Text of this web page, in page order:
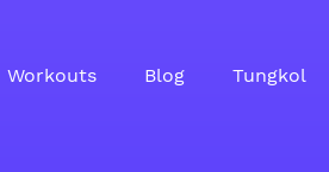
Workouts Blog Tungkol